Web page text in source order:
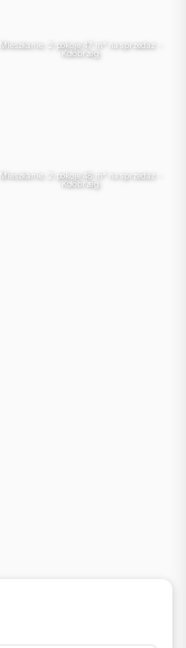
Mieszkanie, 2 pokoje 47 m² na sprzedaż -
Kołobrzeg
Mieszkanie, 2 pokoje 48 m² na sprzedaż -
Kołobrzeg